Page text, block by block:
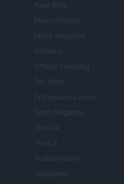
Food Blog
Milano Notizie
Motor Magazine
Notizie.it
Offerte Shopping
Pet Story
Professione Lavoro
Sport Magazine
Style24
Think.it
Tuobenessere
Viaggiamo